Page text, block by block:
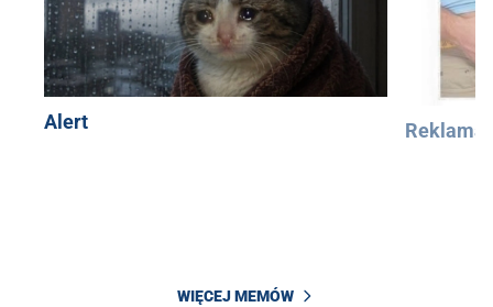
Alert Reklama
WIĘCEJ MEMÓW